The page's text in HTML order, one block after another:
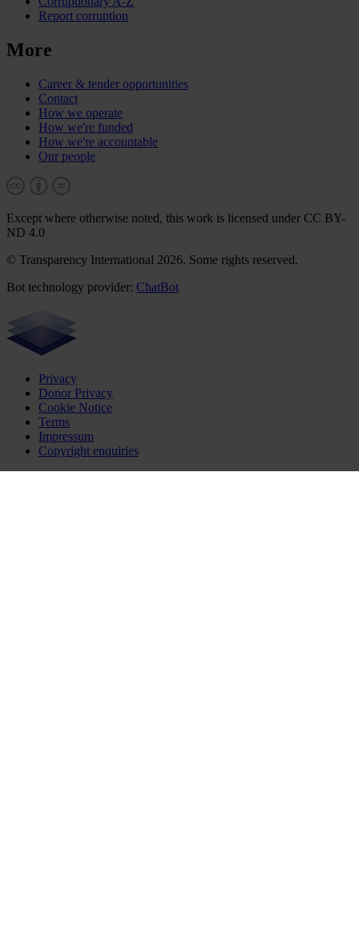
Report corruption
More
Career & tender opportunities
Contact
How we operate
How we're funded
How we're accountable
Our people
Except where otherwise noted, this work is licensed under CC BY-
ND 4.0
© Transparency International 2026. Some rights reserved.
Bot technology provider: ChatBot
Privacy
Donor Privacy
Cookie Notice
Terms
Impressum
Copyright enquiries